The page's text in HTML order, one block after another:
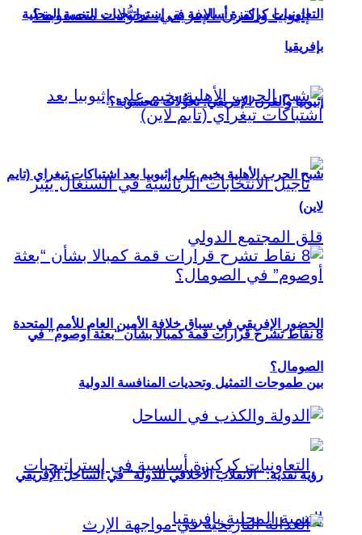
إثيوبيا والقرن الإفريقي: تحوُّلات محسوبة؟
الحضور الإفريقي في سباق خلافة الأمين العام للأمم المتحدة
بين طموحات التمثيل وتحديات المنافسة الدولية
التعاونيات كركيزة أساسية في إستراتيجيات التنمية المحلية
بإفريقيا
شبح الحرب الأهلية يخيم على إثيوبيا بعد اشتباكات تيغراي (تايم
لاين)
8 نقاط تشرح قرارات قمة كمبالا بشأن “بعثة أوصوم” في
الصومال؟
رؤية نقدية: “الانقلاب الأخلاقي للدولة” في الساحل الإفريقي